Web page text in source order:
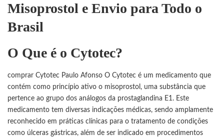
Misoprostol e Envio para Todo o
Brasil
O Que é o Cytotec?
comprar Cytotec Paulo Afonso O Cytotec é um medicamento que
contém como princípio ativo o misoprostol, uma substância que
pertence ao grupo dos análogos da prostaglandina E1. Este
medicamento tem diversas indicações médicas, sendo amplamente
reconhecido em práticas clínicas para o tratamento de condições
como úlceras gástricas, além de ser indicado em procedimentos